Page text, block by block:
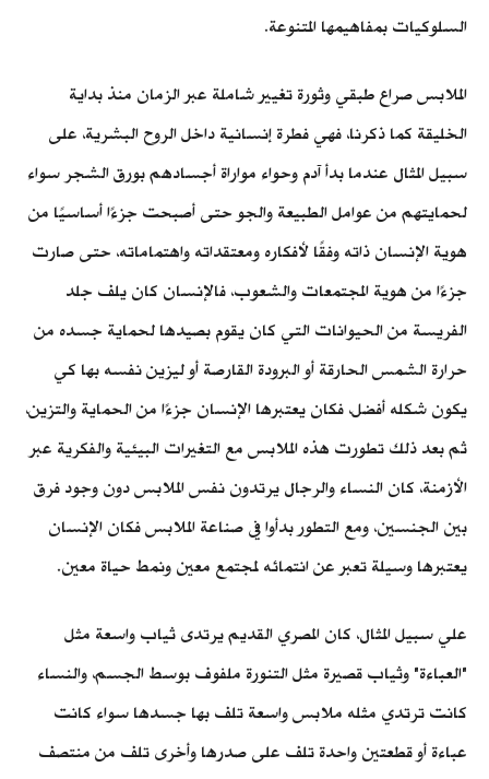
السلوكيات بمفاهيمها المتنوعة.
الملابس صراع طبقي وثورة تغيير شاملة عبر الزمان منذ بداية
الخليقة كما ذكرنا، فهي فطرة إنسانية داخل الروح البشرية، على
سبيل المثال عندما بدأ آدم وحواء مواراة أجسادهم بورق الشجر سواء
لحمايتهم من عوامل الطبيعة والجو حتى أصبحت جزءًا أساسيًا من
هوية الإنسان ذاته وفقًا لأفكاره ومعتقداته واهتماماته، حتى صارت
جزءًا من هوية المجتمعات والشعوب، فالإنسان كان يلف جلد
الفريسة من الحيوانات التي كان يقوم بصيدها لحماية جسده من
حرارة الشمس الحارقة أو البرودة القارصة أو ليزين نفسه بها كي
يكون شكله أفضل، فكان يعتبرها الإنسان جزءًا من الحماية والتزين،
ثم بعد ذلك تطورت هذه الملابس مع التغيرات البيئية والفكرية عبر
الأزمنة، كان النساء والرجال يرتدون نفس الملابس دون وجود فرق
بين الجنسين، ومع التطور بدأوا في صناعة الملابس فكان الإنسان
يعتبرها وسيلة تعبر عن انتمائه لمجتمع معين ونمط حياة معين.
علي سبيل المثال، كان المصري القديم يرتدى ثياب واسعة مثل
"العباءة" وثياب قصيرة مثل التنورة ملفوف بوسط الجسم، والنساء
كانت ترتدي مثله ملابس واسعة تلف بها جسدها سواء كانت
عباءة أو قطعتين واحدة تلف على صدرها وأخرى تلف من منتصف